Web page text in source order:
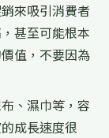
來吸引消費者
甚至可能根本
值，不要因為
、濕巾等，容
成長速度很